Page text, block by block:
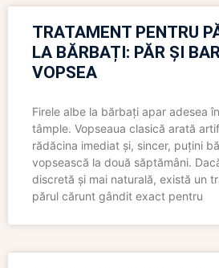
TRATAMENT PENTRU
LA BĂRBAȚI: PĂR ȘI
VOPSEA
Firele albe la bărbați apar adesea
tâmple. Vopseaua clasică arată
rădăcina imediat și, sincer, puțini
vopsească la două săptămâni.
discretă și mai naturală, există un
părul cărunt gândit exact pentru